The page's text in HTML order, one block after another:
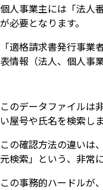
個人事業主には「法人
が必要となります。
「適格請求書発行事
表情報（法人、個人事
このデータファイルは
い屋号や氏名を検索しま
この確認方法の違いは
元検索」という、非常
この事務的ハードルが